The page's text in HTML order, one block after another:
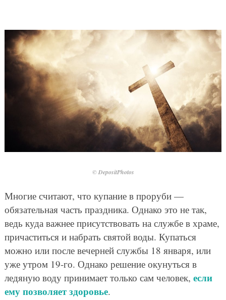
© DepositPhotos
Многие считают, что купание в проруби —
обязательная часть праздника. Однако это не так,
ведь куда важнее присутствовать на службе в храме,
причаститься и набрать святой воды. Купаться
можно или после вечерней службы 18 января, или
уже утром 19-го. Однако решение окунуться в
ледяную воду принимает только сам человек, если
ему позволяет здоровье.